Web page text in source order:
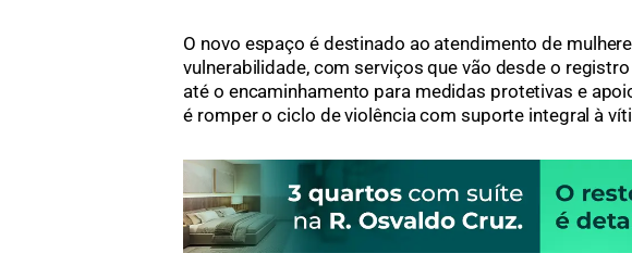
O novo espaço é destinado ao atendimento de
vulnerabilidade, com serviços que vão desde o
até o encaminhamento para medidas protetivas e
é romper o ciclo de violência com suporte integral à